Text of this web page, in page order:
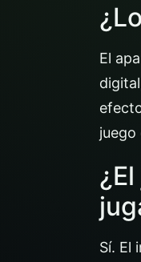
El
juego
Sí. El